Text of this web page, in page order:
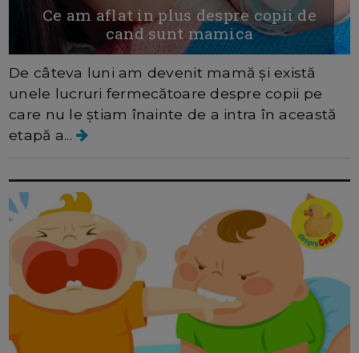
Ce am aflat in plus despre copii de
cand sunt mamica
De câteva luni am devenit mamă și există
unele lucruri fermecătoare despre copii pe
care nu le știam înainte de a intra în această
etapă a...